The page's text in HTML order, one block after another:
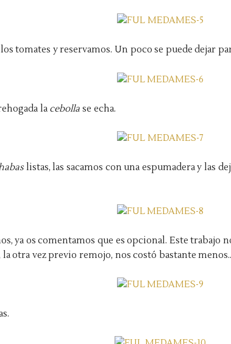
tomates y reservamos. Un poco se puede dejar
la cebollase echa.
listas, las sacamos con una espumadera y las
ya os comentamos que es opcional. Este trabajo
otra vez previo remojo, nos costó bastante menos..